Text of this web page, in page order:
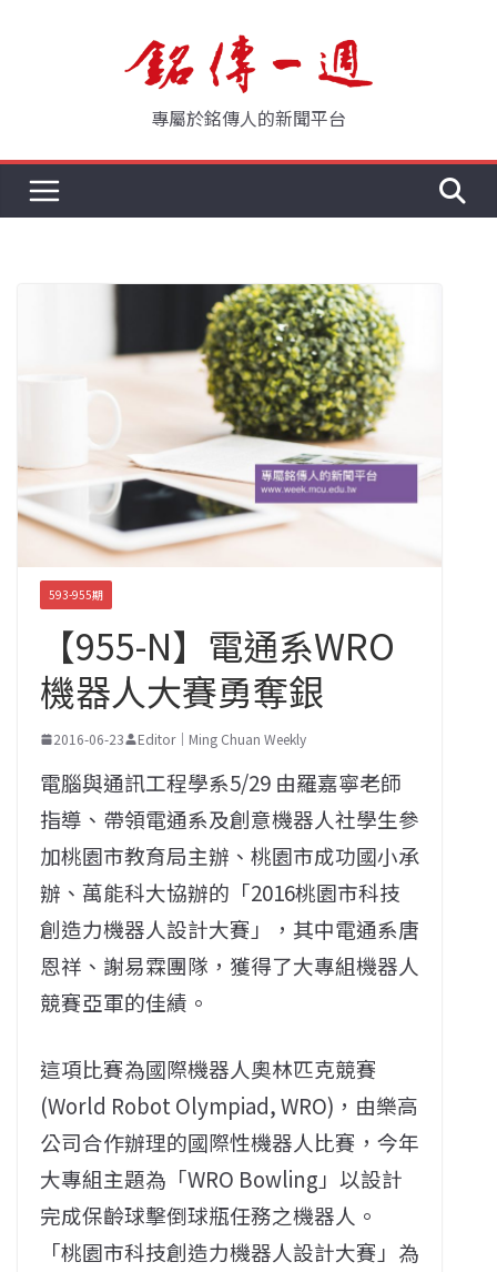
專屬於銘傳人的新聞平台
593-955期
【955-N】電通系WRO
機器人大賽勇奪銀
2016-06-23 Editor｜Ming Chuan Weekly
電腦與通訊工程學系5/29 由羅嘉寧老師
指導、帶領電通系及創意機器人社學生參
加桃園市教育局主辦、桃園市成功國小承
辦、萬能科大協辦的「2016桃園市科技
創造力機器人設計大賽」，其中電通系唐
恩祥、謝易霖團隊，獲得了大專組機器人
競賽亞軍的佳績。
這項比賽為國際機器人奧林匹克競賽
(World Robot Olympiad, WRO)，由樂高
公司合作辦理的國際性機器人比賽，今年
大專組主題為「WRO Bowling」以設計
完成保齡球擊倒球瓶任務之機器人。
「桃園市科技創造力機器人設計大賽」為